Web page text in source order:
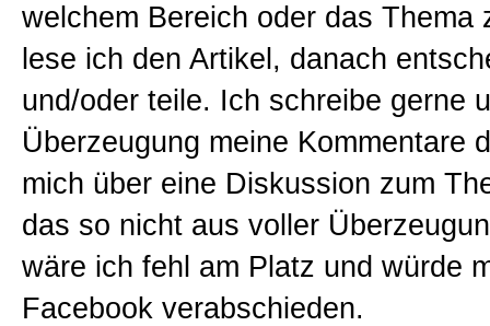
welchem Bereich oder das Thema
lese ich den Artikel, danach
und/oder teile. Ich schreibe gerne
Überzeugung meine Kommentare
mich über eine Diskussion zum
das so nicht aus voller
wäre ich fehl am Platz und würde
Facebook verabschieden.